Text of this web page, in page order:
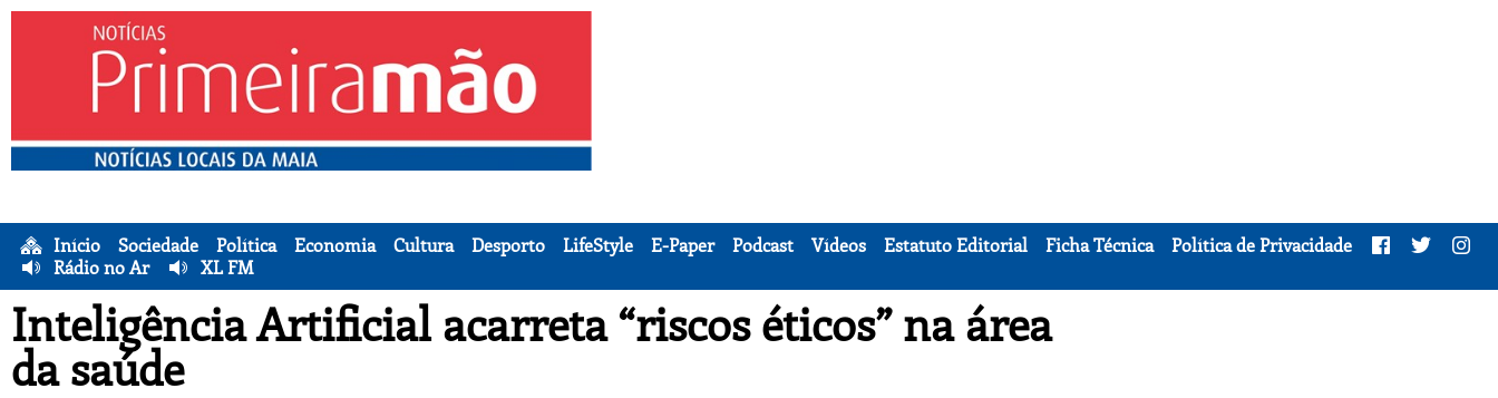
Início Sociedade Política Economia Cultura Desporto LifeStyle E-Paper Podcast Vídeos Estatuto Editorial Ficha Técnica
Política de Privacidade
Rádio no Ar
XL FM
Inteligência Artificial acarreta “riscos éticos” na área
da saúde